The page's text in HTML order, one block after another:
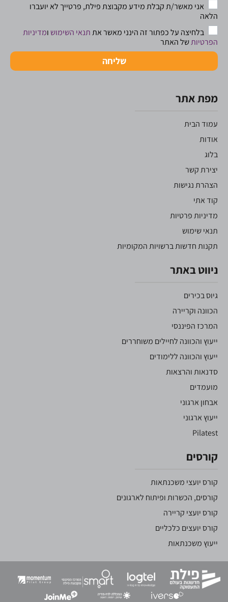
אני מאשר/ת קבלת מידע מקבוצת פילת, פרטייך לא יועברו
הלאה
בלחיצה על כפתור זה הינני מאשר אתתנאי השימוש ומדיניות
הפרטיותשל האתר
שליחה
מפת אתר
עמוד הבית
אודות
בלוג
יצירת קשר
הצהרת נגישות
קוד אתי
מדיניות פרטיות
תנאי שימוש
תקנות חדשות ברשויות המקומיות
ניווט באתר
גיוס בכירים
הכוונה וקריירה
המרכז הפיננסי
ייעוץ והכוונה לחיילים משוחררים
ייעוץ והכוונה ללימודים
סדנאות והרצאות
מועמדים
אבחון ארגוני
ייעוץ ארגוני
Pilatest
קורסים
קורס יועצי משכנתאות
קורסים, הכשרות ופיתוח לארגונים
קורס יועצי קריירה
קורס יועצים כלכליים
ייעוץ משכנתאות